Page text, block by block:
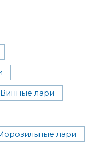
Винные лари
лари